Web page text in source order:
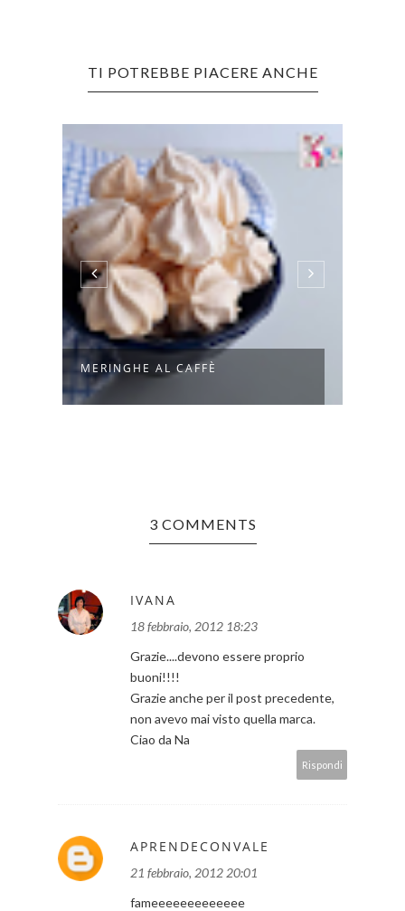
TI POTREBBE PIACERE ANCHE
MERINGHE AL CAFFÈ
3 COMMENTS
IVANA
18 febbraio, 2012 18:23
Grazie....devono essere proprio
buoni!!!!
Grazie anche per il post precedente,
non avevo mai visto quella marca.
Ciao da Na
Rispondi
APRENDECONVALE
21 febbraio, 2012 20:01
fameeeeeeeeeeeee